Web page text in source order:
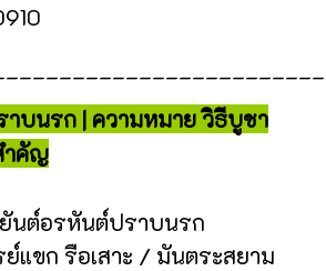
บนรก | ความหมาย วิธีบูชา
ำคัญ
นต์อรหันต์ปราบนรก
ย์แขก รือเสาะ / มันตระสยาม